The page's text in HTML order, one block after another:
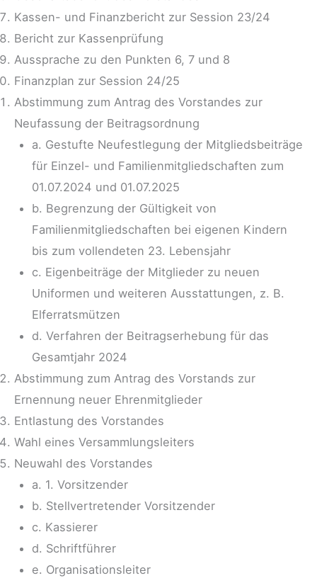
Kassen- und Finanzbericht zur Session 23/24
Bericht zur Kassenprüfung
Aussprache zu den Punkten 6, 7 und 8
Finanzplan zur Session 24/25
Abstimmung zum Antrag des Vorstandes zur
Neufassung der Beitragsordnung
a. Gestufte Neufestlegung der Mitgliedsbeiträge
für Einzel- und Familienmitgliedschaften zum
01.07.2024 und 01.07.2025
b. Begrenzung der Gültigkeit von
Familienmitgliedschaften bei eigenen Kindern
bis zum vollendeten 23. Lebensjahr
c. Eigenbeiträge der Mitglieder zu neuen
Uniformen und weiteren Ausstattungen, z. B.
Elferratsmützen
d. Verfahren der Beitragserhebung für das
Gesamtjahr 2024
Abstimmung zum Antrag des Vorstands zur
Ernennung neuer Ehrenmitglieder
Entlastung des Vorstandes
Wahl eines Versammlungsleiters
Neuwahl des Vorstandes
a. 1. Vorsitzender
b. Stellvertretender Vorsitzender
c. Kassierer
d. Schriftführer
e. Organisationsleiter